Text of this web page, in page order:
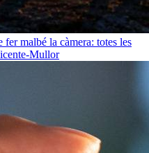
malbé la càmera: totes les
Mullor